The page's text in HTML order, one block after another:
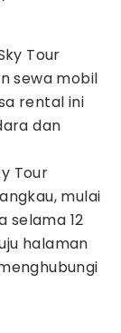
Tour
sewa mobil
rental ini
dan
Tour
mulai
selama 12
halaman